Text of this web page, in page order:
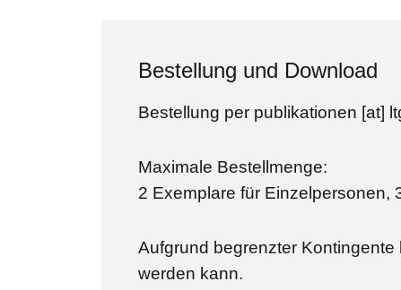
Bestellung und Download
Bestellung per publikationen [at]
Maximale Bestellmenge:
2 Exemplare für Einzelpersonen,
Aufgrund begrenzter
werden kann.